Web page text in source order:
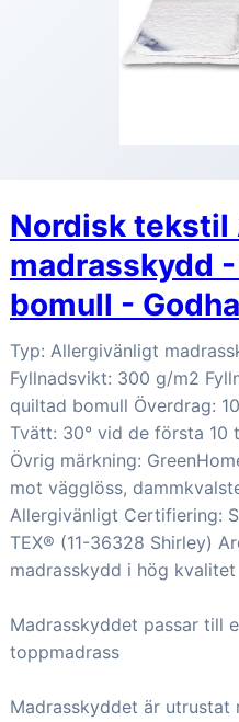
Nordisk
madrasskydd
bomull -
Typ: Allergivänligt
Fyllnadsvikt: 300 g/m2
quiltad bomull Överdrag:
Tvätt: 30° vid de första 10
Övrig märkning:
mot vägglöss,
Allergivänligt Certifiering:
TEX® (11-36328 Shirley)
madrasskydd i hög kvalitet
Madrasskyddet passar till
toppmadrass
Madrasskyddet är utrustat